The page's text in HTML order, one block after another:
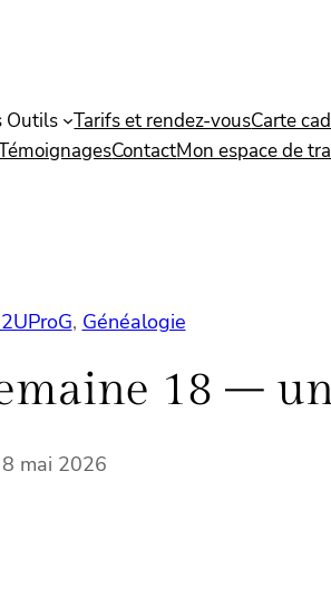
Outils Tarifs et rendez-vousCarte
ContactMon espace de
, Généalogie
18 –
8 mai 2026